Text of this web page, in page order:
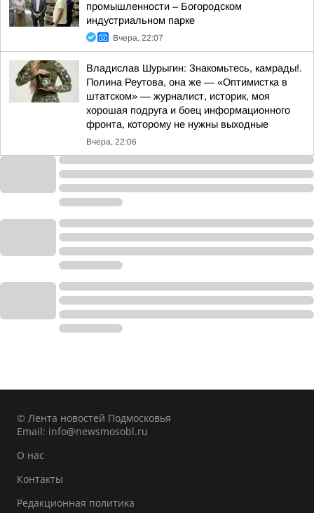
промышленности – Богородском
индустриальном парке
Вчера, 22:07
Владислав Шурыгин: Знакомьтесь, камрады!.
Полина Реутова, она же — «Оптимистка в
штатском» — журналист, историк, моя
хорошая подруга и боец информационного
фронта, которому не нужны выходные
Вчера, 22:06
© Лента новостей Подмосковья
Email: info@newsmosobl.ru
О нас
Контакты
Редакционная политика